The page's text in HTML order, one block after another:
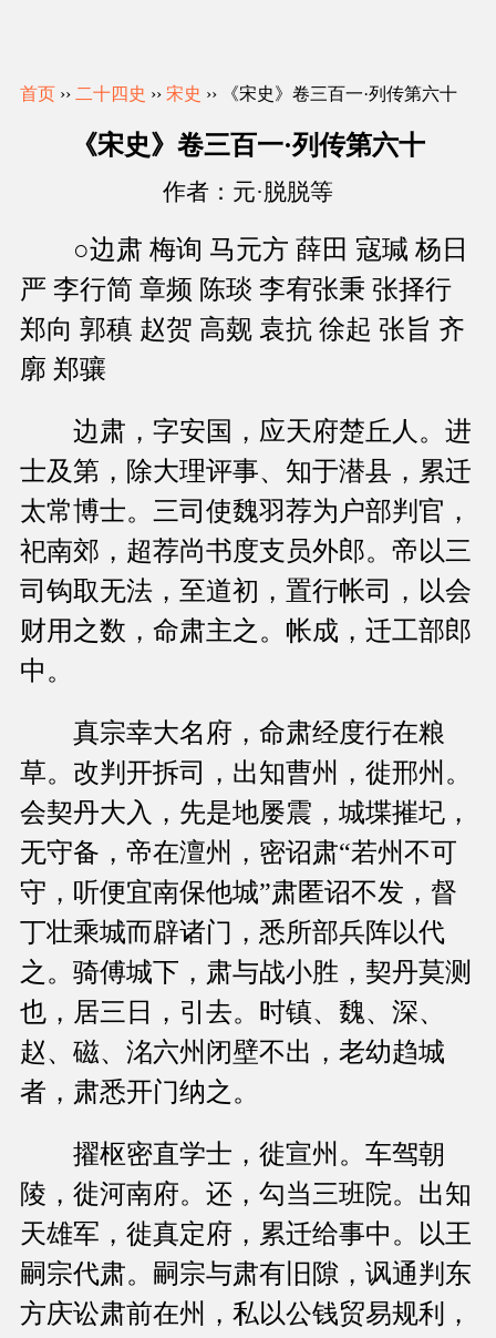
首页 ›› 二十四史 ›› 宋史 ›› 《宋史》卷三百一·列传第六十
《宋史》卷三百一·列传第六十
作者：元·脱脱等
○边肃 梅询 马元方 薛田 寇瑊 杨日
严 李行简 章频 陈琰 李宥张秉 张择行
郑向 郭稹 赵贺 高觌 袁抗 徐起 张旨 齐
廓 郑骧
边肃，字安国，应天府楚丘人。进
士及第，除大理评事、知于潜县，累迁
太常博士。三司使魏羽荐为户部判官，
祀南郊，超荐尚书度支员外郎。帝以三
司钩取无法，至道初，置行帐司，以会
财用之数，命肃主之。帐成，迁工部郎
中。
真宗幸大名府，命肃经度行在粮
草。改判开拆司，出知曹州，徙邢州。
会契丹大入，先是地屡震，城堞摧圮，
无守备，帝在澶州，密诏肃“若州不可
守，听便宜南保他城”肃匿诏不发，督
丁壮乘城而辟诸门，悉所部兵阵以代
之。骑傅城下，肃与战小胜，契丹莫测
也，居三日，引去。时镇、魏、深、
赵、磁、洺六州闭壁不出，老幼趋城
者，肃悉开门纳之。
擢枢密直学士，徙宣州。车驾朝
陵，徙河南府。还，勾当三班院。出知
天雄军，徙真定府，累迁给事中。以王
嗣宗代肃。嗣宗与肃有旧隙，讽通判东
方庆讼肃前在州，私以公钱贸易规利，